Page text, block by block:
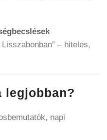
– hiteles,
legjobban?
napi